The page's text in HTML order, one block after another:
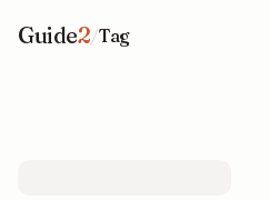
Guide2/Tag